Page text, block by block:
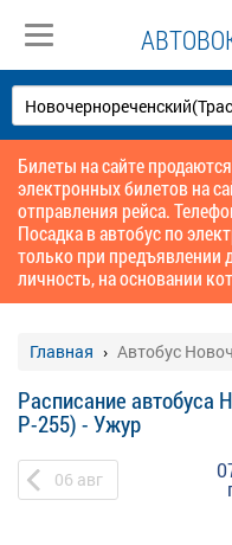
Билеты на сайте
электронных билетов на
отправления рейса.
Посадка в автобус по
только при предъявлении
личность, на основании
Главная Автобус
Расписание автобуса
Р-255) - Ужур
06 авг